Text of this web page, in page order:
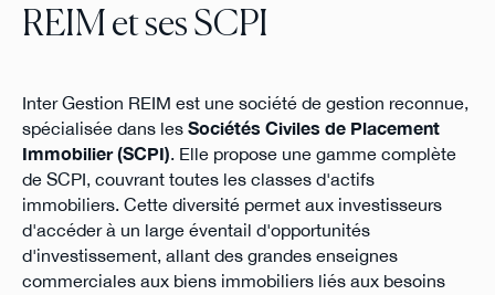
REIM et ses SCPI
Inter Gestion REIM est une société de gestion reconnue,
spécialisée dans les Sociétés Civiles de Placement
Immobilier (SCPI). Elle propose une gamme complète
de SCPI, couvrant toutes les classes d'actifs
immobiliers. Cette diversité permet aux investisseurs
d'accéder à un large éventail d'opportunités
d'investissement, allant des grandes enseignes
commerciales aux biens immobiliers liés aux besoins